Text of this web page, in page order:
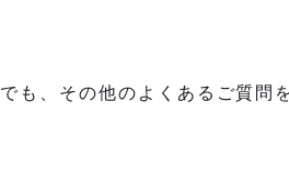
でも、その他のよくあるご質問